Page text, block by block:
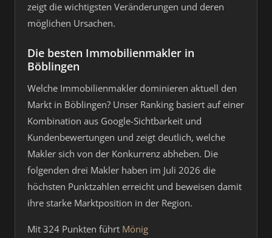
zeigt die wichtigsten Veränderungen und deren
möglichen Ursachen.
Die besten Immobilienmakler in
Böblingen
Welche Immobilienmakler dominieren aktuell den
Markt in Böblingen? Unser Ranking basiert auf einer
Kombination aus Google-Sichtbarkeit und
Kundenbewertungen und zeigt deutlich, welche
Makler sich von der Konkurrenz abheben. Die
folgenden drei Makler haben im Juli 2026 die
höchsten Punktzahlen erreicht und beweisen damit
ihre starke Marktposition in der Region.
Mit 324 Punkten führt Mönig